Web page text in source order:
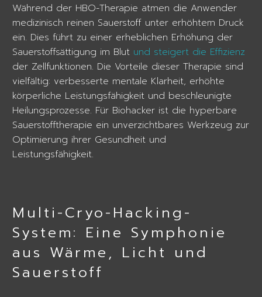
Während der HBO-Therapie atmen die Anwender
medizinisch reinen Sauerstoff unter erhöhtem Druck
ein. Dies führt zu einer erheblichen Erhöhung der
Sauerstoffsättigung im Blut und steigert die Effizienz
der Zellfunktionen. Die Vorteile dieser Therapie sind
vielfältig: verbesserte mentale Klarheit, erhöhte
körperliche Leistungsfähigkeit und beschleunigte
Heilungsprozesse. Für Biohacker ist die hyperbare
Sauerstofftherapie ein unverzichtbares Werkzeug zur
Optimierung ihrer Gesundheit und
Leistungsfähigkeit.
Multi-Cryo-Hacking-
System: Eine Symphonie
aus Wärme, Licht und
Sauerstoff